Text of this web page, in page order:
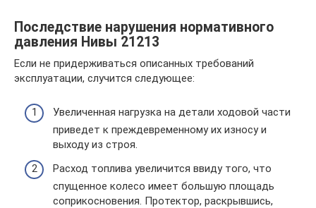
Последствие нарушения нормативного
давления Нивы 21213
Если не придерживаться описанных требований
эксплуатации, случится следующее:
Увеличенная нагрузка на детали ходовой части
приведет к преждевременному их износу и
выходу из строя.
Расход топлива увеличится ввиду того, что
спущенное колесо имеет большую площадь
соприкосновения. Протектор, раскрывшись,